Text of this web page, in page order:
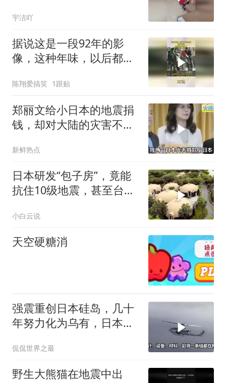
宇洁吖
据说这是一段92年的影
像，这种年味，以后都不
陈翔爱搞笑 1跟贴
郑丽文给小日本的地震捐
钱，却对大陆的灾害不闻
新鲜热点
日本研发“包子房”，竟能
抗住10级地震，甚至台风
小白云说
天空硬糖消
强震重创日本硅岛，几十
年努力化为乌有，日本国
侃侃世界之最
野生大熊猫在地震中出